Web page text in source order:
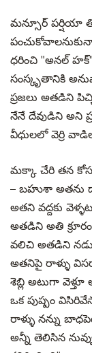
మన్సూర్ పర్షియా
ధరించి "అనల్
సంస్కృతానికి
ప్రజలు అతడిని
నేనే దేవుడిని అని
వీధులలో వెర్రి
మక్కా చేరి తన కోసం
– బహుశా అతను
అతని వద్దకు
అతడిని అతి
వలిచి అతడిని
అతనిపై రాళ్ళు
శెబ్లి అటుగా
ఒక పుష్పం
రాళ్ళు నన్ను
అన్నీ తెలిసిన